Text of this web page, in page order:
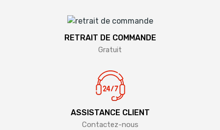
RETRAIT DE COMMANDE
Gratuit
ASSISTANCE CLIENT
Contactez-nous